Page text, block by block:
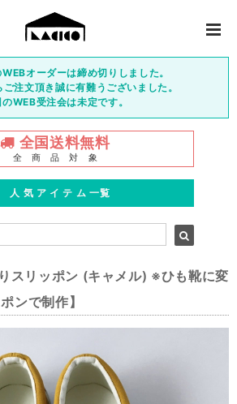
オーダーは締め切りしました。
注文頂き誠に有難うございました。
WEB受注会は未定です。
全国送料無料
全 商 品 対 象
気 ア イ テ ム 一覧
スリッポン (キャメル) ※ひも靴に変
ンで制作】